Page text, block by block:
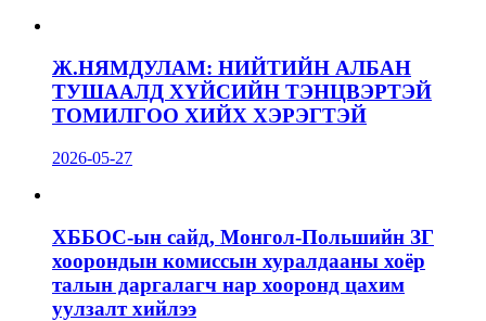
Ж.НЯМДУЛАМ: НИЙТИЙН АЛБАН
ТУШААЛД ХҮЙСИЙН ТЭНЦВЭРТЭЙ
ТОМИЛГОО ХИЙХ ХЭРЭГТЭЙ
2026-05-27
ХББОС-ын сайд, Монгол-Польшийн ЗГ
хоорондын комиссын хуралдааны хоёр
талын даргалагч нар хооронд цахим
уулзалт хийлээ